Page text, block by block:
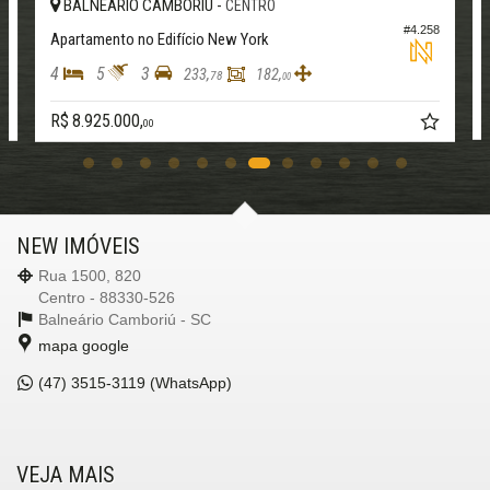
#4.258
BALNEÁRIO CAMBORIÚ -CENTRO
Apartamento no Edifício New York
4 5 3 233,78 182,00
R$ 8.925.000,00
NEW IMÓVEIS
Rua 1500, 820
Centro - 88330-526
Balneário Camboriú - SC
mapa google
(47) 3515-3119 (WhatsApp)
VEJA MAIS